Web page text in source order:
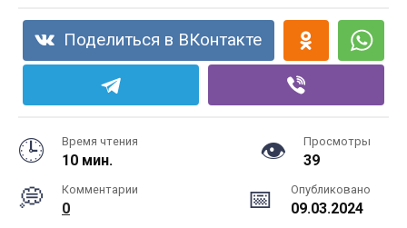
Поделиться в ВКонтакте
Время чтения
10 мин.
Просмотры
39
Комментарии
0
Опубликовано
09.03.2024